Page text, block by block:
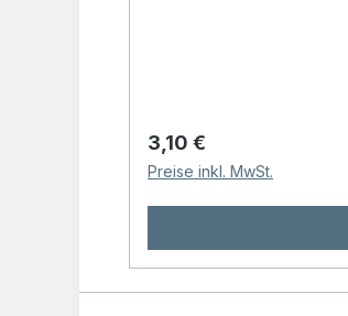
müssen getrennt
Regulärer Preis:
3,10 €
Preise inkl. MwSt.